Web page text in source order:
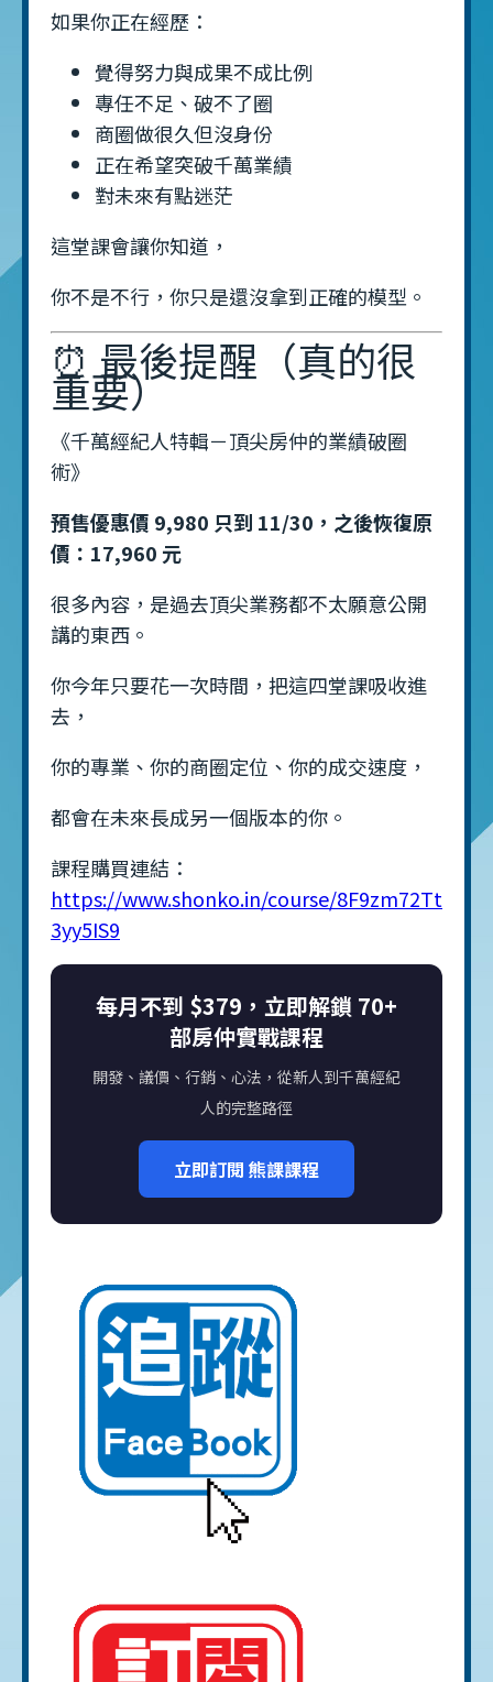
如果你正在經歷：
覺得努力與成果不成比例
專任不足、破不了圈
商圈做很久但沒身份
正在希望突破千萬業績
對未來有點迷茫
這堂課會讓你知道，
你不是不行，你只是還沒拿到正確的模型。
⏰ 最後提醒（真的很
重要）
《千萬經紀人特輯－頂尖房仲的業績破圈
術》
預售優惠價 9,980 只到 11/30，之後恢復原
價：17,960 元
很多內容，是過去頂尖業務都不太願意公開
講的東西。
你今年只要花一次時間，把這四堂課吸收進
去，
你的專業、你的商圈定位、你的成交速度，
都會在未來長成另一個版本的你。
課程購買連結：
https://www.shonko.in/course/8F9zm72Tt
3yy5IS9
每月不到 $379，立即解鎖 70+
部房仲實戰課程
開發、議價、行銷、心法，從新人到千萬經紀
人的完整路徑
立即訂閱 熊課課程